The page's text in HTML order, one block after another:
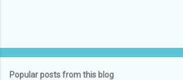
Popular posts from this blog